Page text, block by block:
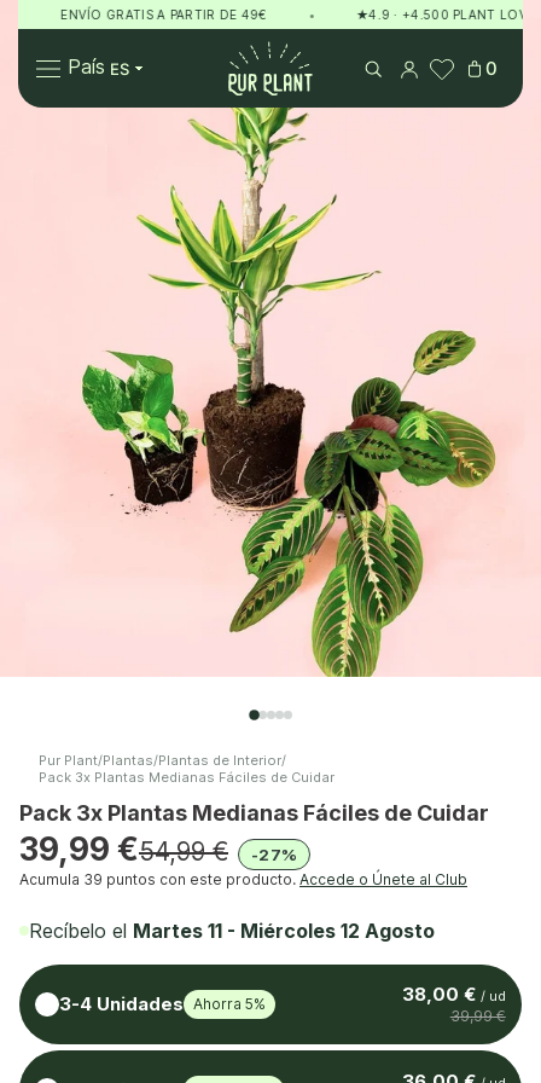
ENVÍO GRATIS A PARTIR DE 49€ ★4.9 · +4.500 PLANT LOVERS
País
Pur Plant
0
Sobre Pur Plant
Pur Plant/Plantas/Plantas de Interior/
Pack 3x Plantas Medianas Fáciles de Cuidar
Pack 3x Plantas Medianas Fáciles de Cuidar
39,99 €54,99 € -27%
Acumula 39 puntos con este producto. Accede o Únete al Club
Recíbelo el Martes 11 - Miércoles 12 Agosto
3-4 Unidades Ahorra 5% 38,00 € / ud
39,99 €